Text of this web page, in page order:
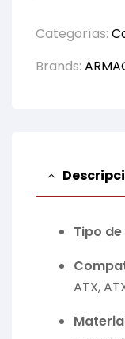
Categorías:
Brands:
Tipo
ATX,